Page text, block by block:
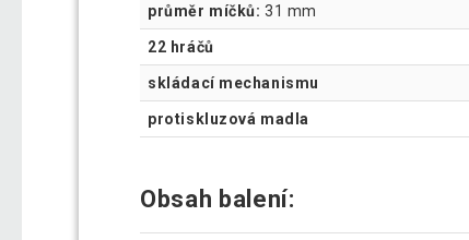
průměr míčků: 31 mm
22 hráčů
skládací mechanismu
protiskluzová madla
Obsah balení: